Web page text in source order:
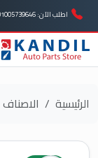
اطلب الآن: 01005739646
الرئيسية الاصناف